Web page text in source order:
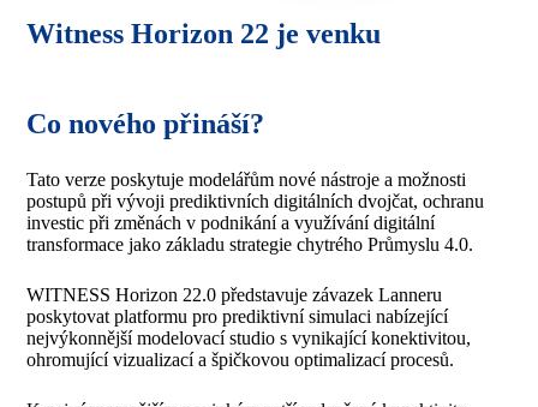
Witness Horizon 22 je venku
Co nového přináší?
Tato verze poskytuje modelářům nové nástroje a možnosti
postupů při vývoji prediktivních digitálních dvojčat, ochranu
investic při změnách v podnikání a využívání digitální
transformace jako základu strategie chytrého Průmyslu 4.0.
WITNESS Horizon 22.0 představuje závazek Lanneru
poskytovat platformu pro prediktivní simulaci nabízející
nejvýkonnější modelovací studio s vynikající konektivitou,
ohromující vizualizací a špičkovou optimalizací procesů.